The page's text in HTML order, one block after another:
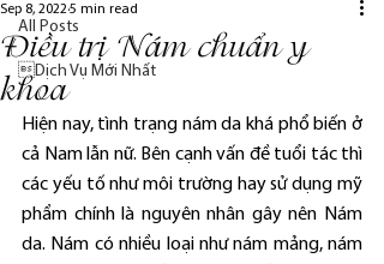
All Posts
Dịch Vụ Mới Nhất
Điều trị Nám chuẩn y
khoa
Sep 8, 20225 min read
Hiện nay, tình trạng nám da khá phổ biến ở
cả Nam lẫn nữ. Bên cạnh vấn đề tuổi tác thì
các yếu tố như môi trường hay sử dụng mỹ
phẩm chính là nguyên nhân gây nên Nám
da. Nám có nhiều loại như nám mảng, nám